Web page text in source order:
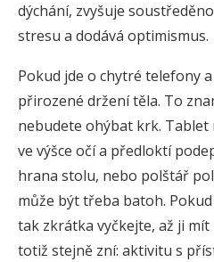
dýchání, zvyšuje
stresu a dodává optimismus.
Pokud jde o chytré telefony
přirozené držení těla. To
nebudete ohýbat krk.
ve výšce očí a předloktí
hrana stolu, nebo polštář
může být třeba batoh.
tak zkrátka vyčkejte, až ji
totiž stejně zní: aktivitu s